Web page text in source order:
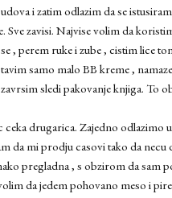
i zatim odlazim da se
Sve zavisi. Najvise volim da
, perem ruke i zube , cistim lice
samo malo BB kreme ,
sledi pakovanje knjiga.
ceka drugarica. Zajedno odlazimo
da mi prodju casovi tako da necu
pregladna , s obzirom da sam
da jedem pohovano meso i